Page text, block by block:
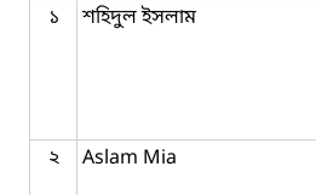
১ শহিদুল ইসলাম
২ Aslam Mia